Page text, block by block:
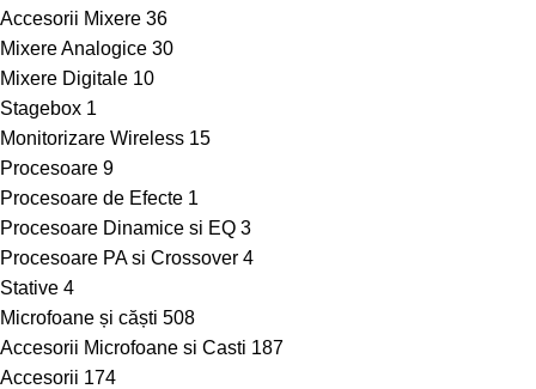
Accesorii Mixere 36
Mixere Analogice 30
Mixere Digitale 10
Stagebox 1
Monitorizare Wireless 15
Procesoare 9
Procesoare de Efecte 1
Procesoare Dinamice si EQ 3
Procesoare PA si Crossover 4
Stative 4
Microfoane și căști 508
Accesorii Microfoane si Casti 187
Accesorii 174